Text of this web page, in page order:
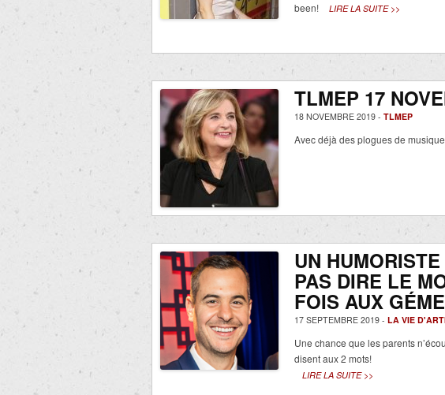
been!
LIRE LA SUITE >>
TLMEP 17
18 NOVEMBRE 2019 - TLMEP
Avec déjà des plogues de
UN
PAS DIRE LE
FOIS AUX
17 SEPTEMBRE 2019 - LA VIE
Une chance que les parents
disent aux 2 mots!
LIRE LA SUITE >>